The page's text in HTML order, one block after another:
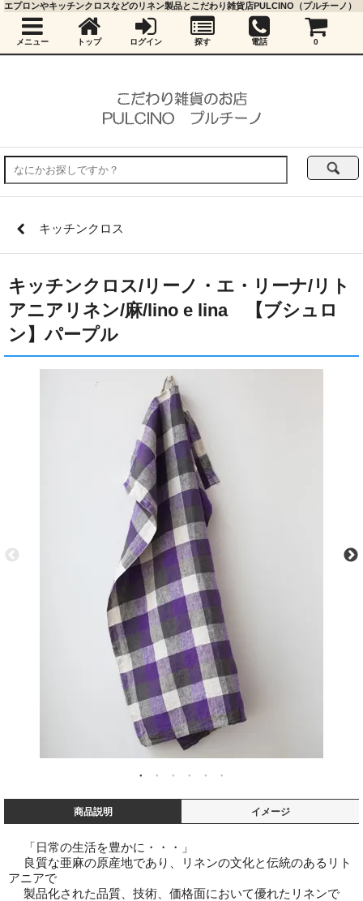
キッチンクロス
キッチンクロス/リーノ・エ・リーナ/リト
アニアリネン/麻/lino e lina 【ブシュロ
ン】パープル
商品説明 イメージ
「日常の生活を豊かに・・・」
良質な亜麻の原産地であり、リネンの文化と伝統のあるリト
アニアで
製品化された品質、技術、価格面において優れたリネンで
エプロンやキッチンクロスなどのリネン製品とこだわり雑貨店PULCINO（プルチーノ）
メニュー トップ ログイン 探す 電話 0